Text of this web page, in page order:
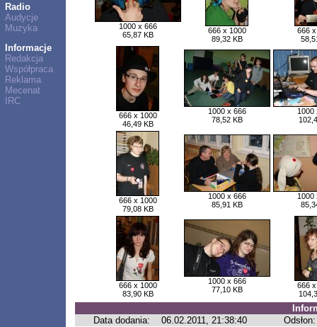
Radio
Audycje
Muzyka
Informacje
Redakcja
Współpraca
Reklama
Mecenat
IRC
1000 x 666
65,87 KB
666 x 1000
89,32 KB
666
666 x 1000
46,49 KB
1000 x 666
78,52 KB
1000
666 x 1000
79,08 KB
1000 x 666
85,91 KB
1000
666 x 1000
83,90 KB
1000 x 666
77,10 KB
666
Data dodania:
06.02.2011, 21:38:40 Odsłon: